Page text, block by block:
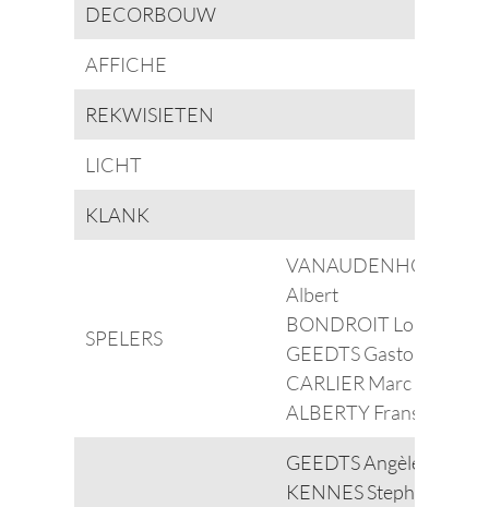
DECORBOUW
AFFICHE
REKWISIETEN
LICHT
KLANK
SPELERS
VANAUDENHOVE
Albert
BONDROIT Louis
GEEDTS Gaston
CARLIER Marc
ALBERTY Frans
GEEDTS Angèle
KENNES Stephane